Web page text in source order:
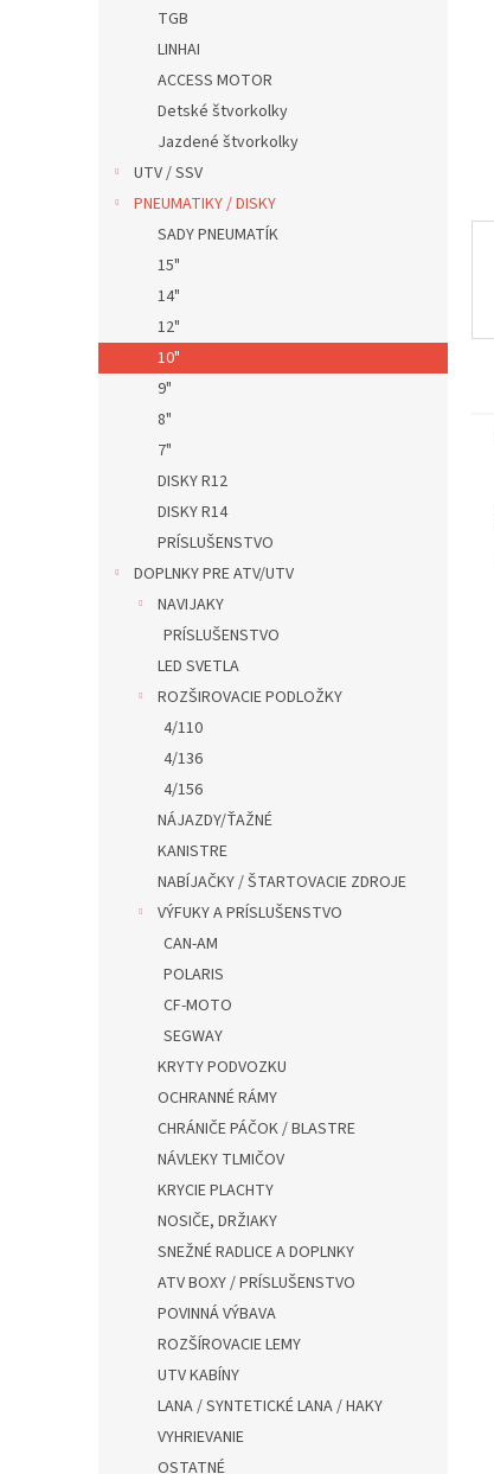
TGB
LINHAI
ACCESS MOTOR
Detské štvorkolky
Jazdené štvorkolky
UTV / SSV
PNEUMATIKY / DISKY
SADY PNEUMATÍK
15"
14"
12"
10"
9"
8"
7"
DISKY R12
DISKY R14
PRÍSLUŠENSTVO
DOPLNKY PRE ATV/UTV
NAVIJAKY
PRÍSLUŠENSTVO
LED SVETLA
ROZŠIROVACIE PODLOŽKY
4/110
4/136
4/156
NÁJAZDY/ŤAŽNÉ
KANISTRE
NABÍJAČKY / ŠTARTOVACIE ZDROJE
VÝFUKY A PRÍSLUŠENSTVO
CAN-AM
POLARIS
CF-MOTO
SEGWAY
KRYTY PODVOZKU
OCHRANNÉ RÁMY
CHRÁNIČE PÁČOK / BLASTRE
NÁVLEKY TLMIČOV
KRYCIE PLACHTY
NOSIČE, DRŽIAKY
SNEŽNÉ RADLICE A DOPLNKY
ATV BOXY / PRÍSLUŠENSTVO
POVINNÁ VÝBAVA
ROZŠÍROVACIE LEMY
UTV KABÍNY
LANA / SYNTETICKÉ LANA / HAKY
VYHRIEVANIE
OSTATNÉ